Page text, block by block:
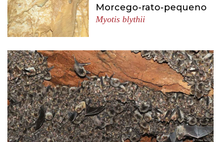
Morcego-rato-pequeno
Myotis blythii